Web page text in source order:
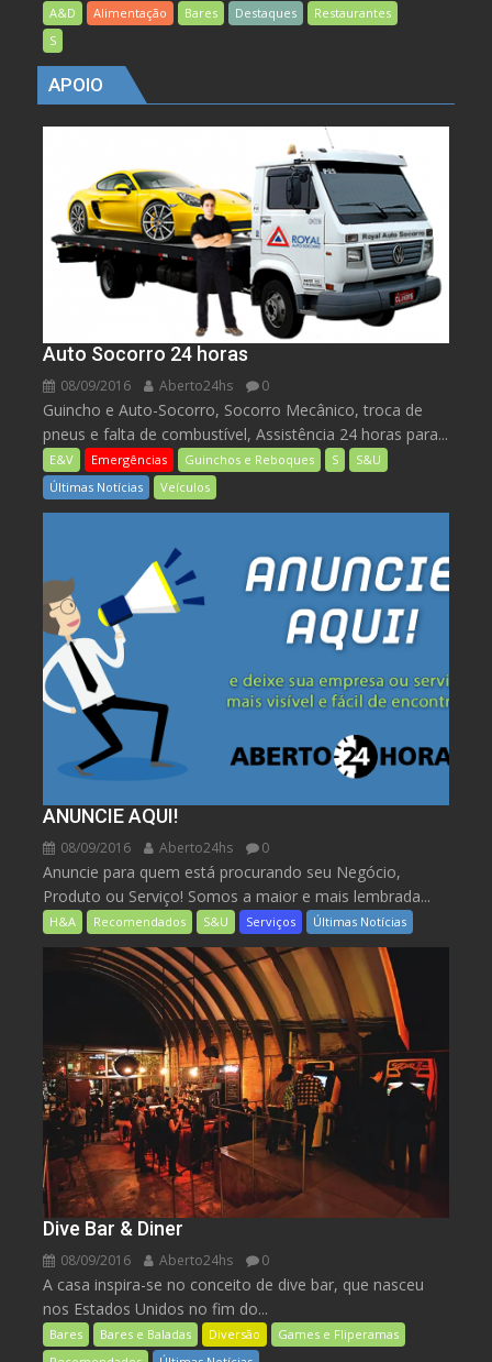
A&D Alimentação Bares Destaques
Restaurantes
S
APOIO
Auto Socorro 24 horas
08/09/2016 Aberto24hs 0
Guincho e Auto-Socorro, Socorro Mecânico, troca de
pneus e falta de combustível, Assistência 24 horas para...
E&V Emergências Guinchos e Reboques S
S&U
Últimas Notícias
Veículos
ANUNCIE AQUI!
08/09/2016 Aberto24hs 0
Anuncie para quem está procurando seu Negócio,
Produto ou Serviço! Somos a maior e mais lembrada...
H&A Recomendados S&U Serviços Últimas Notícias
Dive Bar & Diner
08/09/2016 Aberto24hs 0
A casa inspira-se no conceito de dive bar, que nasceu
nos Estados Unidos no fim do...
Bares Bares e Baladas Diversão
Games e Fliperamas